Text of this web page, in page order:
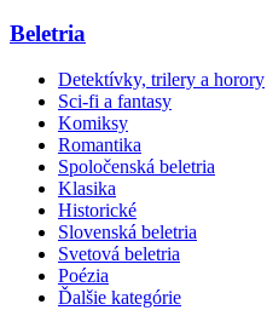
Beletria
Detektívky, trilery a horory
Sci-fi a fantasy
Komiksy
Romantika
Spoločenská beletria
Klasika
Historické
Slovenská beletria
Svetová beletria
Poézia
Ďalšie kategórie